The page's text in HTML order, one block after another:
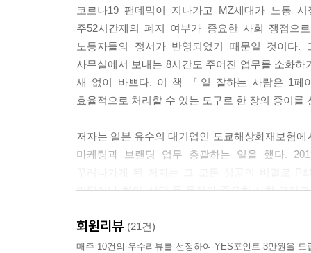
과 대충 읽은 사람의 차이가 생긴다. 의견을 미리
--- p.71, 「PART 2. 사람을 움직이는 1페이지의 구
목적은 미팅 서두에 반드시 명확히 밝혀야 한다.
등장하는 한 문구가 있었다. ‘This e-mail is to~’
것이 있다’인지, ‘당신의 승인이 필요하다’인지,
--- p.85~86, 「PART 2. 사람을 움직이는 1페이지
--- p.133, 「PART 3. 오늘의 업무부터 인생 설계
코로나19 팬데믹이 지나가고 MZ세대가 노동
주52시간제의 폐지 여부가 중요한 사회 쟁점으
노동자들의 정서가 반영되었기 때문일 것이다
사무실에서 보내는 8시간도 주어진 업무를 소화
새 없이 바쁘다. 이 책 『일 잘하는 사람은 1페
효율적으로 처리할 수 있는 도구로 한 장의 종이를
저자는 일본 유수의 대기업인 도쿄해상화재보험
마케팅과 브랜딩 업무 총괄하는 일을 했다.
미팅이나 회의, 상담 등 목적과 중요한 사항 그리
겉돌던 시절 자신을 바로 잡아주고 비교적 짧은
소개한다.
회원리뷰 (21건)
매주 10건의 우수리뷰를 선정하여 YES포인트 3만원을 드